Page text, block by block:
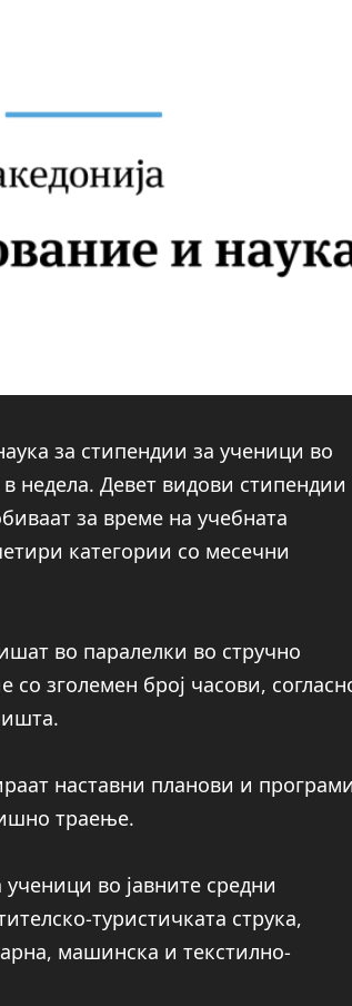
за стипендии за ученици во
недела. Девет видови стипендии
за време на учебната
категории со месечни
во паралелки во стручно
зголемен број часови,
наставни планови и
траење.
во јавните средни
туристичката струка,
машинска и текстилно-